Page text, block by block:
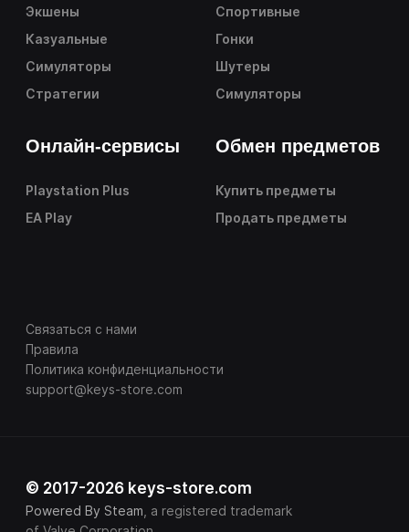
Экшены
Казуальные
Симуляторы
Стратегии
Спортивные
Гонки
Шутеры
Симуляторы
Онлайн-сервисы
Playstation Plus
EA Play
Обмен предметов
Купить предметы
Продать предметы
Связаться с нами
Правила
Политика конфиденциальности
support@keys-store.com
© 2017-2026 keys-store.com
Powered By Steam , a registered trademark